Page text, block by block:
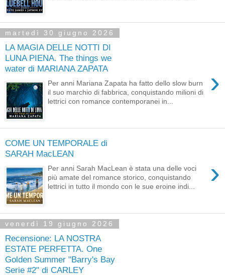
martedì 30 giugno 2026
LA MAGIA DELLE NOTTI DI
LUNA PIENA. The things we
water di MARIANA ZAPATA
›
Per anni Mariana Zapata ha fatto dello slow burn
il suo marchio di fabbrica, conquistando milioni di
lettrici con romance contemporanei in...
COME UN TEMPORALE di
SARAH MacLEAN
›
Per anni Sarah MacLean è stata una delle voci
più amate del romance storico, conquistando
lettrici in tutto il mondo con le sue eroine indi...
venerdì 19 giugno 2026
Recensione: LA NOSTRA
ESTATE PERFETTA. One
Golden Summer "Barry's Bay
Serie #2" di CARLEY